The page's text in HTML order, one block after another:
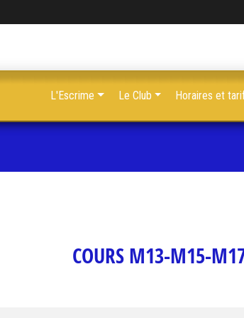
COURS M13-M15-
L'Escrime Le Club Horaires et